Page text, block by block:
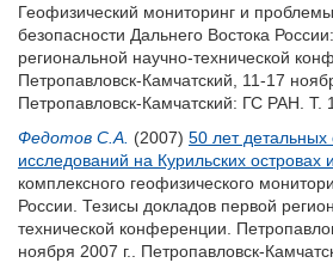
Геофизический мониторинг и
безопасности Дальнего Востока
региональной научно-технической
Петропавловск-Камчатский, 11-17
Петропавловск-Камчатский: ГС РАН. Т.
Федотов С.А. (2007) 50 лет детальных
исследований на Курильских островах
комплексного геофизического
России. Тезисы докладов первой
технической конференции.
ноября 2007 г.. Петропавловск-